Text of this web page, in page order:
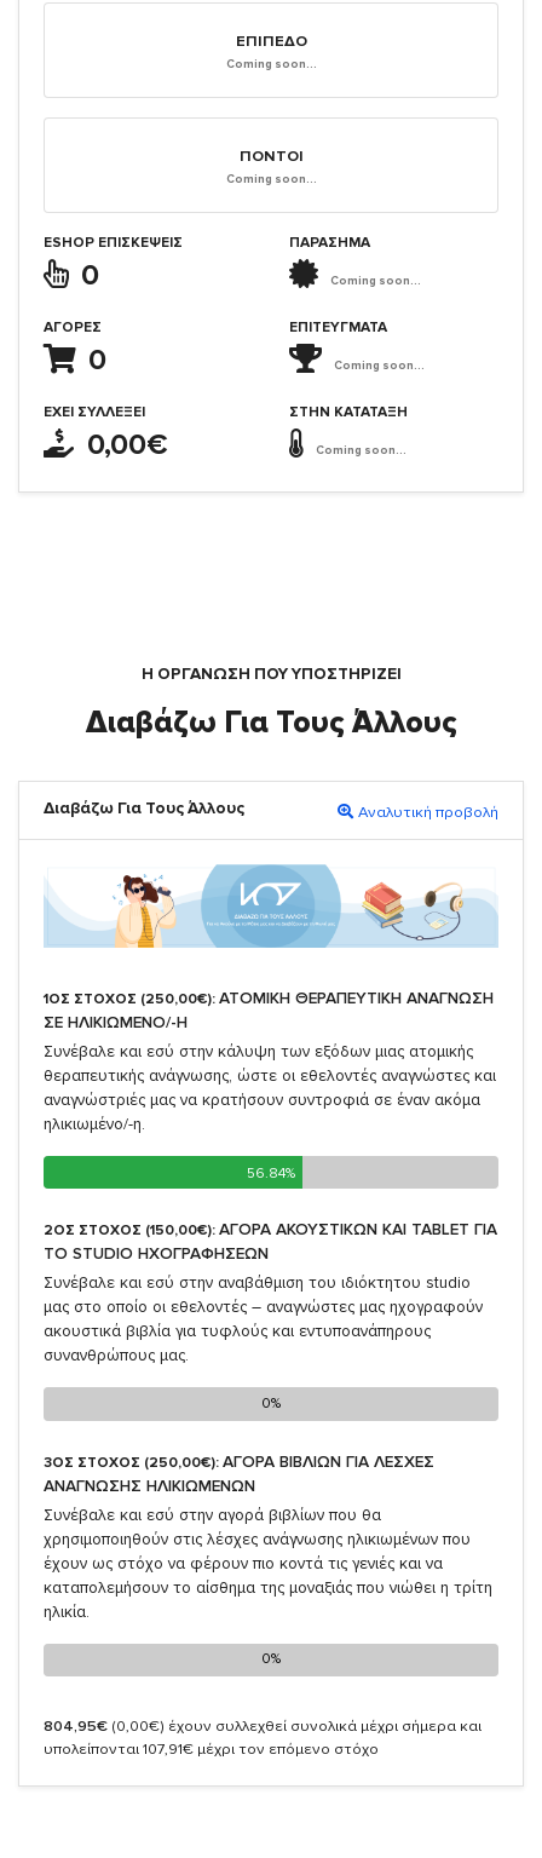
ΕΠΊΠΕΔΟ
Coming soon...
ΠΌΝΤΟΙ
Coming soon...
ESHOP ΕΠΙΣΚΈΨΕΙΣ
0
ΑΓΟΡΈΣ
0
ΈΧΕΙ ΣΥΛΛΈΞΕΙ
0,00€
ΠΑΡΑΣΗΜΑ
Coming soon...
ΕΠΙΤΕΎΓΜΑΤΑ
Coming soon...
ΣΤΗΝ ΚΑΤΆΤΑΞΗ
Coming soon...
Η ΟΡΓΆΝΩΣΗ ΠΟΥ ΥΠΟΣΤΗΡΙΖΕΙ
Διαβάζω Για Τους Άλλους
Διαβάζω Για Τους Άλλους Αναλυτική προβολή
1ΟΣ ΣΤΟΧΟΣ (250,00€): ΑΤΟΜΙΚΗ ΘΕΡΑΠΕΥΤΙΚΗ ΑΝΑΓΝΩΣΗ
ΣΕ ΗΛΙΚΙΩΜΕΝΟ/-Η
Συνέβαλε και εσύ στην κάλυψη των εξόδων μιας ατομικής
θεραπευτικής ανάγνωσης, ώστε οι εθελοντές αναγνώστες και
αναγνώστριές μας να κρατήσουν συντροφιά σε έναν ακόμα
ηλικιωμένο/-η.
56.84%
56.84%
2ΟΣ ΣΤΟΧΟΣ (150,00€): ΑΓΟΡΑ ΑΚΟΥΣΤΙΚΩΝ ΚΑΙ TABLET ΓΙΑ
TO STUDIO ΗΧΟΓΡΑΦΗΣΕΩΝ
Συνέβαλε και εσύ στην αναβάθμιση του ιδιόκτητου studio
μας στο οποίο οι εθελοντές – αναγνώστες μας ηχογραφούν
ακουστικά βιβλία για τυφλούς και εντυποανάπηρους
συνανθρώπους μας.
0%
0%
3ΟΣ ΣΤΟΧΟΣ (250,00€): ΑΓΟΡΑ ΒΙΒΛΙΩΝ ΓΙΑ ΛΕΣΧΕΣ
ΑΝΑΓΝΩΣΗΣ ΗΛΙΚΙΩΜΕΝΩΝ
Συνέβαλε και εσύ στην αγορά βιβλίων που θα
χρησιμοποιηθούν στις λέσχες ανάγνωσης ηλικιωμένων που
έχουν ως στόχο να φέρουν πιο κοντά τις γενιές και να
καταπολεμήσουν το αίσθημα της μοναξιάς που νιώθει η τρίτη
ηλικία.
0%
0%
804,95€ (0,00€) έχουν συλλεχθεί συνολικά μέχρι σήμερα και
υπολείπονται 107,91€ μέχρι τον επόμενο στόχο